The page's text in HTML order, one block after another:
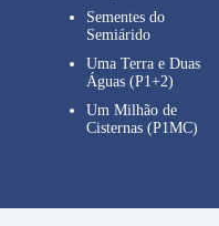
Sementes do
Semiárido
Uma Terra e Duas
Águas (P1+2)
Um Milhão de
Cisternas (P1MC)